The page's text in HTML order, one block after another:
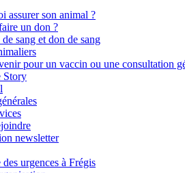
assurer son animal ?
un don ?
sang et don de sang
pour un vaccin ou une consultation
Story
newsletter
urgences à Frégis